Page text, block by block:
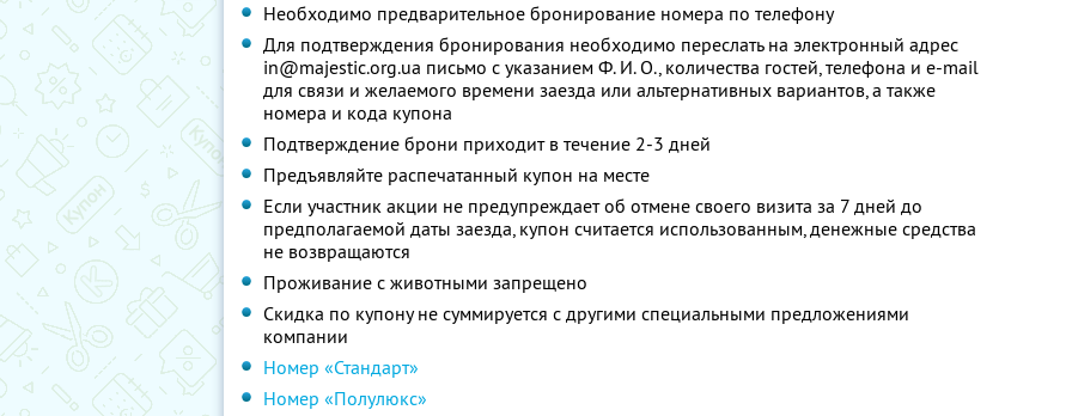
Необходимо предварительное бронирование номера по телефону
Для подтверждения бронирования необходимо переслать на электронный адрес
in@majestic.org.ua письмо с указанием Ф. И. О., количества гостей, телефона и e-mail
для связи и желаемого времени заезда или альтернативных вариантов, а также
номера и кода купона
Подтверждение брони приходит в течение 2-3 дней
Предъявляйте распечатанный купон на месте
Если участник акции не предупреждает об отмене своего визита за 7 дней до
предполагаемой даты заезда, купон считается использованным, денежные средства
не возвращаются
Проживание с животными запрещено
Скидка по купону не суммируется с другими специальными предложениями
компании
Номер «Стандарт»
Номер «Полулюкс»